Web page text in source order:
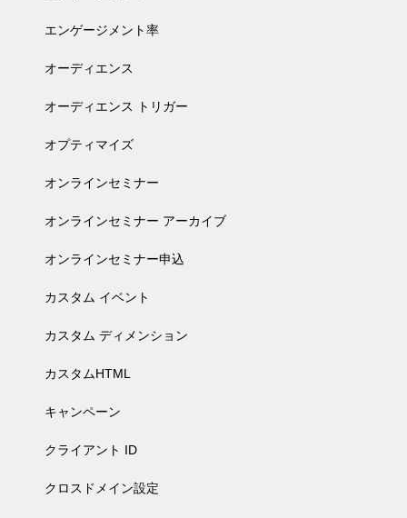
エンゲージメント率
オーディエンス
オーディエンス トリガー
オプティマイズ
オンラインセミナー
オンラインセミナー アーカイブ
オンラインセミナー申込
カスタム イベント
カスタム ディメンション
カスタムHTML
キャンペーン
クライアント ID
クロスドメイン設定